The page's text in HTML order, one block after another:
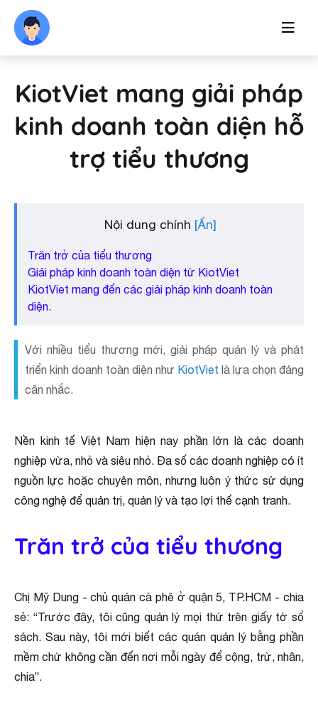
KiotViet mang giải pháp
kinh doanh toàn diện hỗ
trợ tiểu thương
Nội dung chính
Trăn trở của tiểu thương
Giải pháp kinh doanh toàn diện từ KiotViet
KiotViet mang đến các giải pháp kinh doanh toàn
diện.
Với nhiều tiểu thương mới, giải pháp quản lý và phát
triển kinh doanh toàn diện như KiotViet là lựa chọn đáng
cân nhắc.
Nền kinh tế Việt Nam hiện nay phần lớn là các doanh
nghiệp vừa, nhỏ và siêu nhỏ. Đa số các doanh nghiệp có ít
nguồn lực hoặc chuyên môn, nhưng luôn ý thức sử dụng
công nghệ để quản trị, quản lý và tạo lợi thế cạnh tranh.
Trăn trở của tiểu thương
Chị Mỹ Dung - chủ quán cà phê ở quận 5, TP.HCM - chia
sẻ: “Trước đây, tôi cũng quản lý mọi thứ trên giấy tờ sổ
sách. Sau này, tôi mới biết các quán quản lý bằng phần
mềm chứ không cần đến nơi mỗi ngày để cộng, trừ, nhân,
chia”.